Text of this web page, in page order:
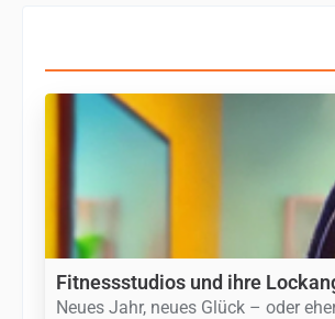
Fitnessstudios und ihre
Neues Jahr, neues Glück – oder